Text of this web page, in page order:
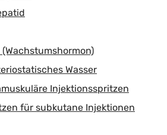
(Wachstumshormon)
Wasser
Injektionsspritzen
für subkutane Injektionen